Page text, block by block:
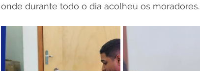
onde durante todo o dia acolheu os moradores.